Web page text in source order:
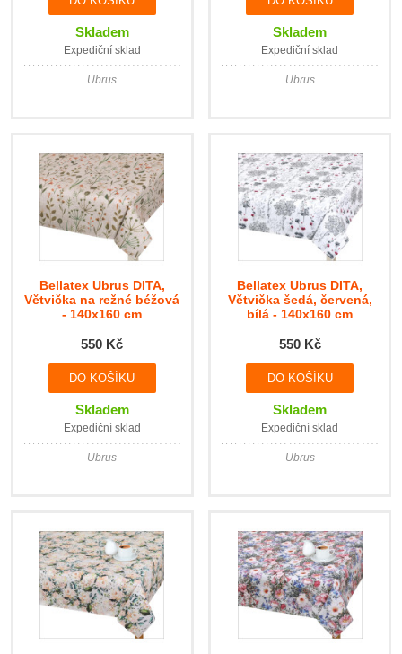
Skladem
Expediční sklad
Ubrus
Skladem
Expediční sklad
Ubrus
Bellatex Ubrus DITA,
Větvička na režné béžová
- 140x160 cm
550 Kč
Skladem
Expediční sklad
Ubrus
Bellatex Ubrus DITA,
Větvička šedá, červená,
bílá - 140x160 cm
550 Kč
Skladem
Expediční sklad
Ubrus